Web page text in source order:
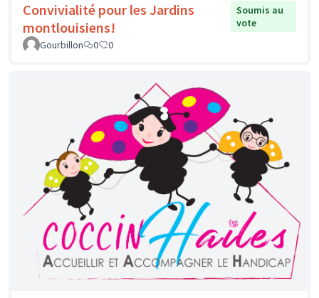
Convivialité pour les Jardins
montlouisiens!
Soumis au
vote
Gourbillon
0 0